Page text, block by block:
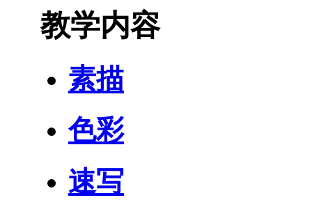
教学内容
素描
色彩
速写